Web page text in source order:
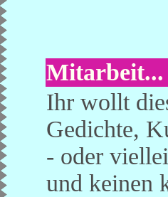
Mitarbeit...
Ihr wollt
Gedichte,
- oder
und keinen